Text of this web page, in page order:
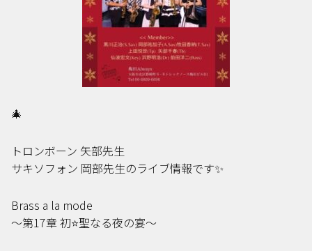
🎄
トロンボーン 矢部先生
サキソフォン 岡部先生のライブ情報です✨
Brass a la mode
〜第17章 初⭐️聖なる夜の宴〜